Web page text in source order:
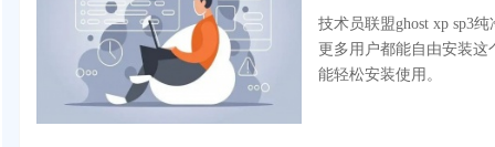
技术员联盟ghost xp sp3
更多用户都能自由安装
能轻松安装使用。